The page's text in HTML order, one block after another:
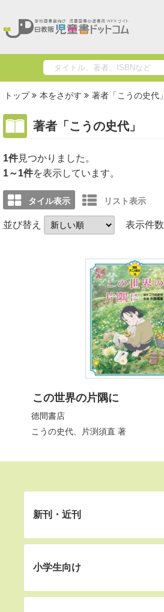
トップ 本をさがす 著者「こうの史代」
著者「こうの史代」
1件
1～1件を表示しています。
タイル表示 リスト表示
並び替え 表示件数
この世界の片隅に
徳間書店
こうの史代、 片渕須直 著
新刊・近刊
小学生向け